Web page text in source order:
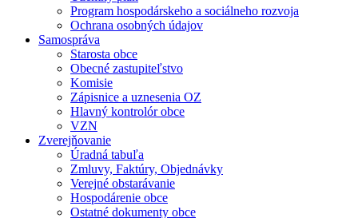
Program hospodárskeho a sociálneho rozvoja
Ochrana osobných údajov
Samospráva
Starosta obce
Obecné zastupiteľstvo
Komisie
Zápisnice a uznesenia OZ
Hlavný kontrolór obce
VZN
Zverejňovanie
Úradná tabuľa
Zmluvy, Faktúry, Objednávky
Verejné obstarávanie
Hospodárenie obce
Ostatné dokumenty obce